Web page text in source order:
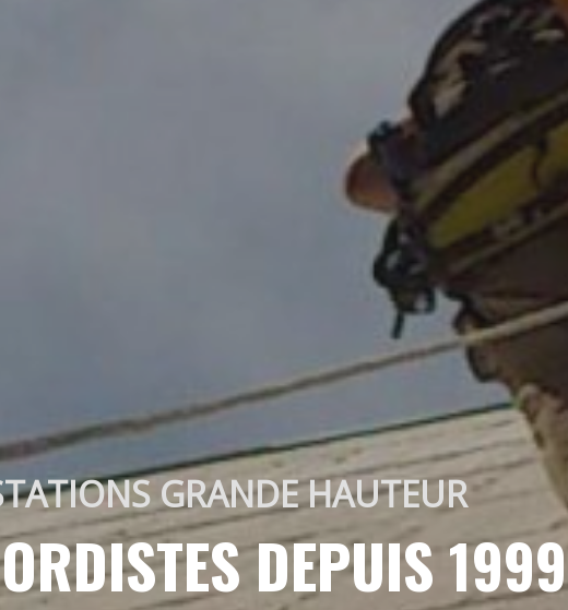
GRANDE HAUTEUR
DEPUIS 1999